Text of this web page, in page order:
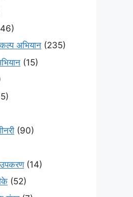
अभियान (235)
(15)
(90)
(14)
(52)